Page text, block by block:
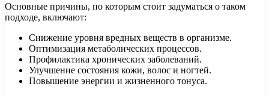
Основные причины, по которым стоит задуматься о таком
подходе, включают:
Снижение уровня вредных веществ в организме.
Оптимизация метаболических процессов.
Профилактика хронических заболеваний.
Улучшение состояния кожи, волос и ногтей.
Повышение энергии и жизненного тонуса.